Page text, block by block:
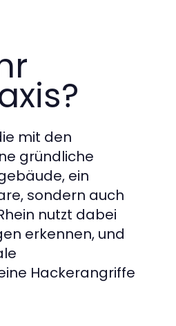
mit den
gründliche
ein
sondern auch
nutzt dabei
erkennen, und
Hackerangriffe